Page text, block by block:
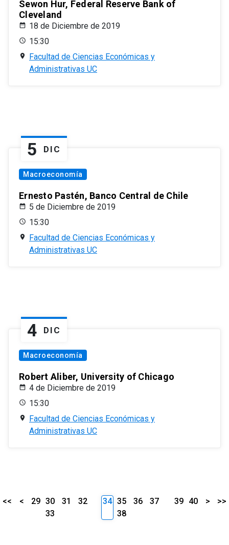
Sewon Hur, Federal Reserve Bank of
Cleveland
18 de Diciembre de 2019
15:30
Facultad de Ciencias Económicas y
Administrativas UC
5 DIC
Macroeconomía
Ernesto Pastén, Banco Central de Chile
5 de Diciembre de 2019
15:30
Facultad de Ciencias Económicas y
Administrativas UC
4 DIC
Macroeconomía
Robert Aliber, University of Chicago
4 de Diciembre de 2019
15:30
Facultad de Ciencias Económicas y
Administrativas UC
<< < 29 30 31
32
33
34 35 36
37
38
39 40 > >>